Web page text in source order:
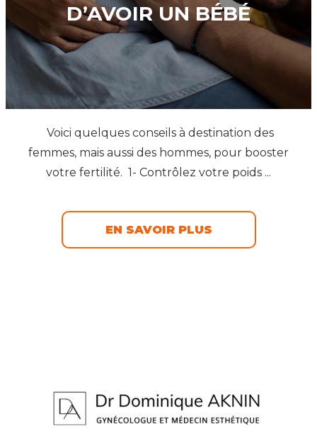
D’AVOIR UN BÉBÉ
Voici quelques conseils à destination des
femmes, mais aussi des hommes, pour booster
votre fertilité. 1- Contrôlez votre poids ...
EN SAVOIR PLUS